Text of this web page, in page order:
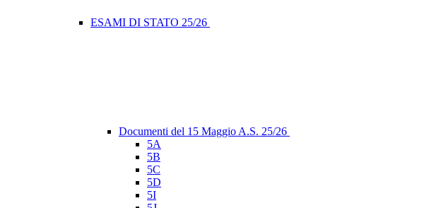
ESAMI DI STATO 25/26
Documenti del 15 Maggio A.S. 25/26
5A
5B
5C
5D
5I